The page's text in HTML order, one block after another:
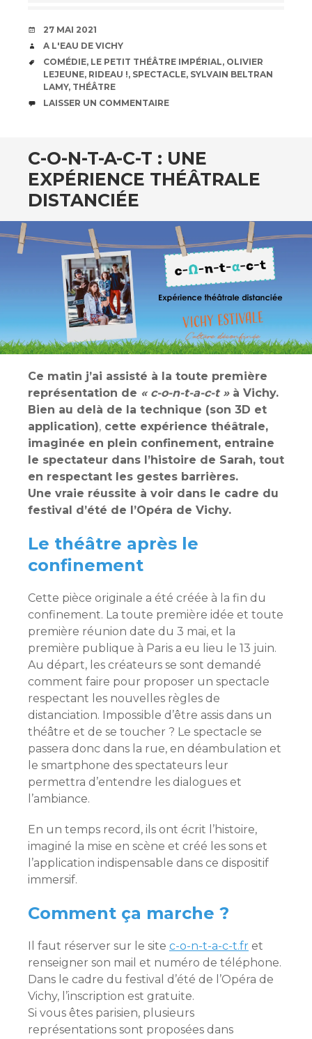
DATE
27 MAI 2021
AUTEUR
A L'EAU DE VICHY
ÉTIQUETTES
COMÉDIE, LE PETIT THÉÂTRE IMPÉRIAL, OLIVIER
LEJEUNE, RIDEAU !, SPECTACLE, SYLVAIN BELTRAN
LAMY, THÉÂTRE
COMMENTAIRES
LAISSER UN COMMENTAIRE
C-O-N-T-A-C-T : UNE
EXPÉRIENCE THÉÂTRALE
DISTANCIÉE
Ce matin j’ai assisté à la toute première
représentation de « c-o-n-t-a-c-t »à Vichy.
Bien au delà de la technique (son 3D et
application), cette expérience théâtrale,
imaginée en plein confinement, entraine
le spectateur dans l’histoire de Sarah, tout
en respectant les gestes barrières.
Une vraie réussite à voir dans le cadre du
festival d’été de l’Opéra de Vichy.
Le théâtre après le
confinement
Cette pièce originale a été créée à la fin du
confinement. La toute première idée et toute
première réunion date du 3 mai, et la
première publique à Paris a eu lieu le 13 juin.
Au départ, les créateurs se sont demandé
comment faire pour proposer un spectacle
respectant les nouvelles règles de
distanciation. Impossible d’être assis dans un
théâtre et de se toucher ? Le spectacle se
passera donc dans la rue, en déambulation et
le smartphone des spectateurs leur
permettra d’entendre les dialogues et
l’ambiance.
En un temps record, ils ont écrit l’histoire,
imaginé la mise en scène et créé les sons et
l’application indispensable dans ce dispositif
immersif.
Comment ça marche ?
Il faut réserver sur le site c-o-n-t-a-c-t.fr et
renseigner son mail et numéro de téléphone.
Dans le cadre du festival d’été de l’Opéra de
Vichy, l’inscription est gratuite.
Si vous êtes parisien, plusieurs
représentations sont proposées dans